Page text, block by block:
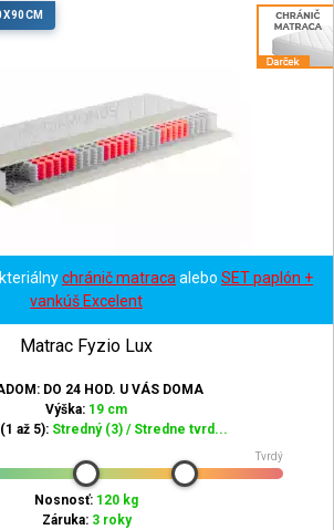
chránič matraca alebo SET paplón +
vankúš Excelent
Matrac Fyzio Lux
DO 24 HOD. U VÁS DOMA
Výška: 19 cm
až 5): Stredný (3) / Stredne tvrd...
Tvrdý
Nosnosť: 120 kg
Záruka: 3 roky